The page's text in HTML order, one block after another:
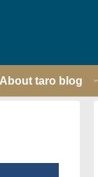
About taro blog